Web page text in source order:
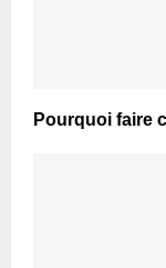
Pourquoi faire